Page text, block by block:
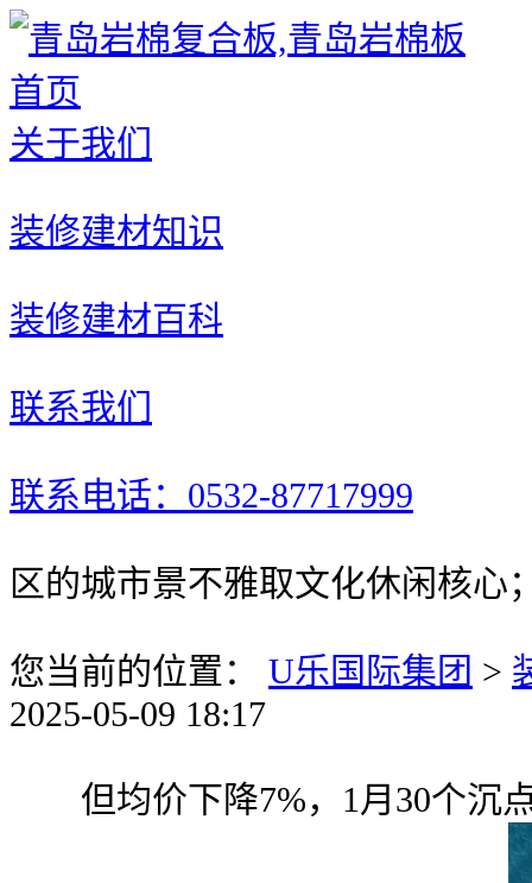
首页
关于我们
装修建材知识
装修建材百科
联系我们
联系电话：0532-87717999
区的城市景不雅取文化休闲核心
您当前的位置： U乐国际集团 >
2025-05-09 18:17
但均价下降7%，1月30个沉点